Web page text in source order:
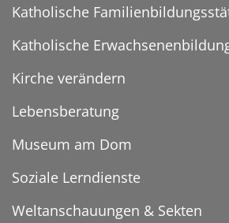
Katholische
Katholische
Kirche verändern
Lebensberatung
Museum am Dom
Soziale Lerndienste
Weltanschauungen & Sekten